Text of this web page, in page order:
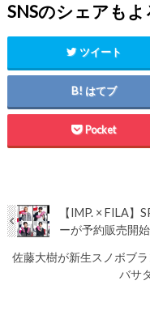
SNSのシェアも
ツイート
はてブ
Pocket
【IMP. × FILA】
ーが予約販売開始
佐藤大樹が新生スノボブ
バサ